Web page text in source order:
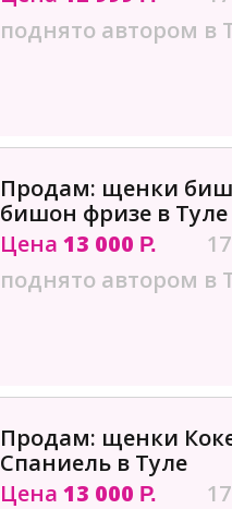
поднято автором в
Продам: щенки
бишон фризе в Туле
Цена 13 000 Р.
поднято автором в
Продам: щенки
Спаниель в Туле
Цена 13 000 Р.